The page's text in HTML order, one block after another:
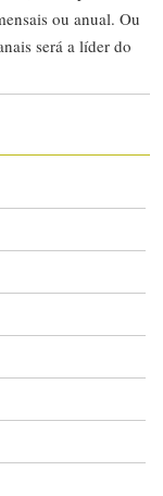
ou anual. Ou
será a líder do